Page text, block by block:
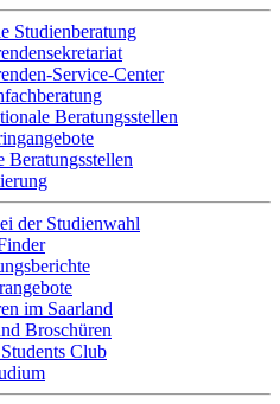
Studienberatung
Service-Center
Beratungsstellen
Beratungsstellen
der Studienwahl
im Saarland
Broschüren
Club